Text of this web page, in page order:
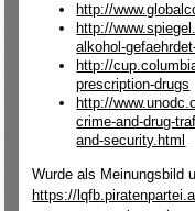
http://
http://
alkohol-
http://
prescription-drugs
http://
crime-and-drug-
and-security.html
Wurde als Meinungsbild
https://